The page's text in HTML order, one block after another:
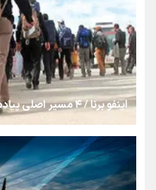
«هورامان»؛
شکستگیِ بزرگ؛
رسانه ملی و حق
اینفو برنا / ۴ مسیر اصلی پیاده روی اربعین در عراق